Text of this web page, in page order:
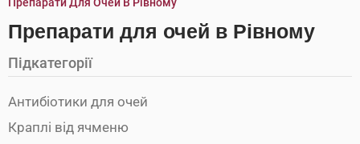
Препарати для очей в Рівному
Підкатегорії
Антибіотики для очей
Краплі від ячменю